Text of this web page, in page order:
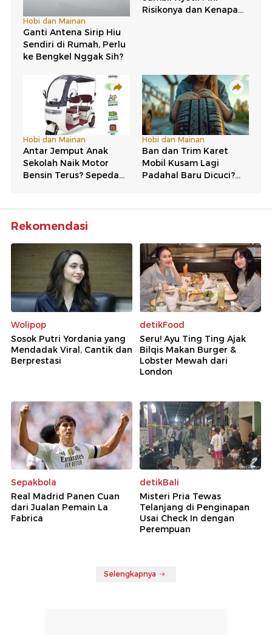
Rekomendasi
Wolipop
Sosok Putri Yordania yang
Mendadak Viral, Cantik dan
Berprestasi
detikFood
Seru! Ayu Ting Ting Ajak
Bilqis Makan Burger &
Lobster Mewah dari
London
Sepakbola
Real Madrid Panen Cuan
dari Jualan Pemain La
Fabrica
detikBali
Misteri Pria Tewas
Telanjang di Penginapan
Usai Check In dengan
Perempuan
Selengkapnya